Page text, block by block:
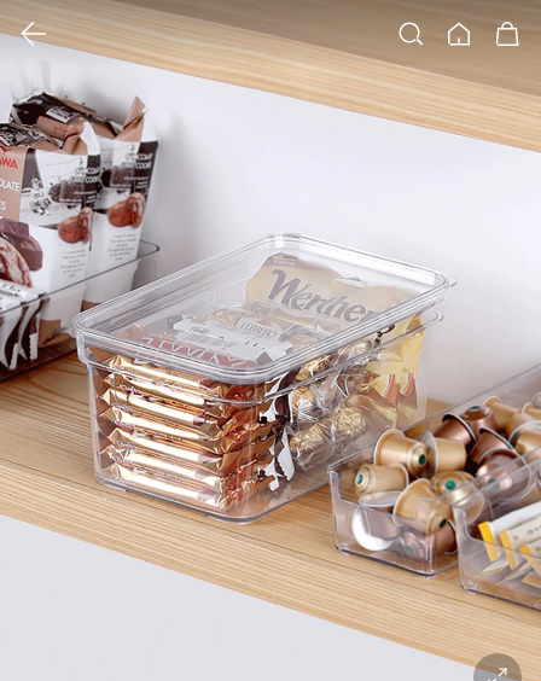
검색
클릭 시 이미지 확대 보기 팝업 열림